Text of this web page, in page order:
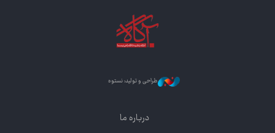
طراحی و تولید: نستوه
درباره ما